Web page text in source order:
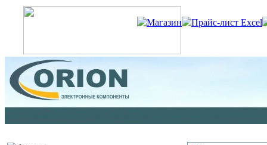
Магазин Прайс-лист Excel